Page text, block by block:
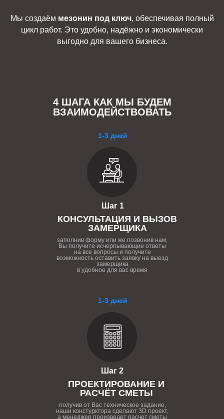
Мы создаём мезонин под ключ, обеспечивая полный
цикл работ. Это удобно, надёжно и экономически
выгодно для вашего бизнеса.
4 ШАГА КАК МЫ БУДЕМ
ВЗАИМОДЕЙСТВОВАТЬ
1-3 дней
Шаг 2
ПРОЕКТИРОВАНИЕ И
РАСЧЁТ СМЕТЫ
получив от Вас техническое задание,
наши констурктора сделают 3D проект,
а менеджер произведет расчет сметы
1-3 дней
Шаг 1
КОНСУЛЬТАЦИЯ И ВЫЗОВ
ЗАМЕРЩИКА
заполнив форму или же позвонив нам,
Вы получите исчерпывающие ответы
на все вопросы и получите
возможность оставить заявку на выезд
замерщика
в удобное для вас время